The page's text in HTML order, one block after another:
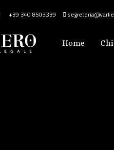
+39 340 8503339
Home